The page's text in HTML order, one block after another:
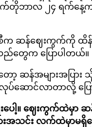
တိုဘာလ ၂၄ ရက်နေ့
က ဆန်ဈေးကွက်ကို ထိန်
တွေက ပြောပါတယ်။
ဆန်အများအပြား သို
ပ်ဆောင်လာတာလို့ ပြေ
ေါ့။ ဈေးကွက်ထဲမှာ ဆ
အသင်း လက်ထဲမှာမရှိတ